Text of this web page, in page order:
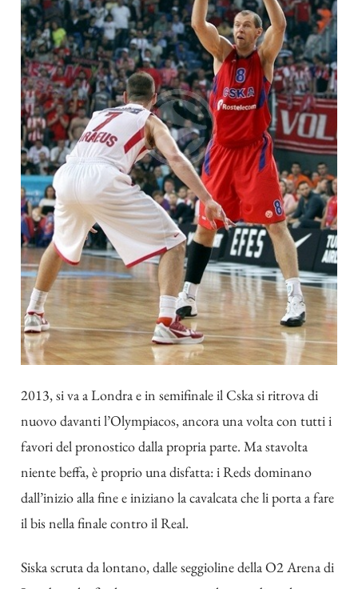
2013, si va a Londra e in semifinale il Cska si ritrova di
nuovo davanti l’Olympiacos, ancora una volta con tutti i
favori del pronostico dalla propria parte. Ma stavolta
niente beffa, è proprio una disfatta: i Reds dominano
dall’inizio alla fine e iniziano la cavalcata che li porta a fare
il bis nella finale contro il Real.
Siska scruta da lontano, dalle seggioline della O2 Arena di